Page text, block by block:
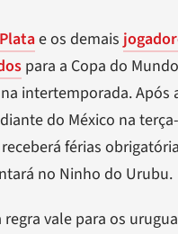
Platae os demais
para a Copa do
intertemporada. Após
do México na
férias
no Ninho do Urubu.
regra vale para os